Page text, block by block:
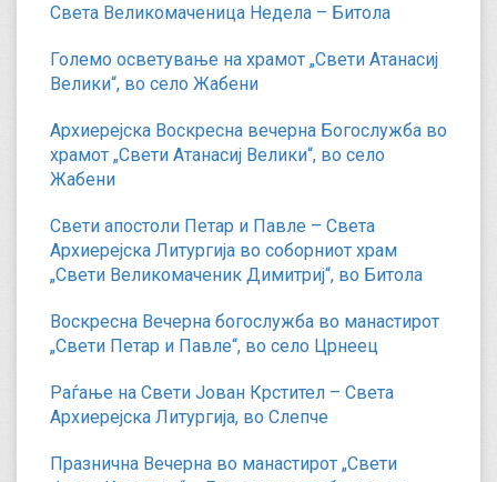
Света Великомаченица Недела – Битола
Големо осветување на храмот „Свети Атанасиј
Велики“, во село Жабени
Архиерејска Воскресна вечерна Богослужба во
храмот „Свети Атанасиј Велики“, во село
Жабени
Свети апостоли Петар и Павле – Света
Архиерејска Литургија во соборниот храм
„Свети Великомаченик Димитриј“, во Битола
Воскресна Вечерна богослужба во манастирот
„Свети Петар и Павле“, во село Црнеец
Раѓање на Свети Јован Крстител – Света
Архиерејска Литургија, во Слепче
Празнична Вечерна во манастирот „Свети